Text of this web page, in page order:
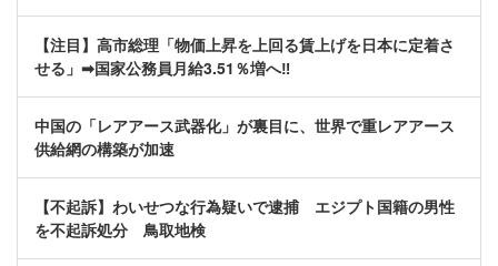
【注目】高市総理「物価上昇を上回る賃上げを日本に定着さ
せる」➡国家公務員月給3.51％増へ‼
中国の「レアアース武器化」が裏目に、世界で重レアアース
供給網の構築が加速
【不起訴】わいせつな行為疑いで逮捕 エジプト国籍の男性
を不起訴処分 鳥取地検